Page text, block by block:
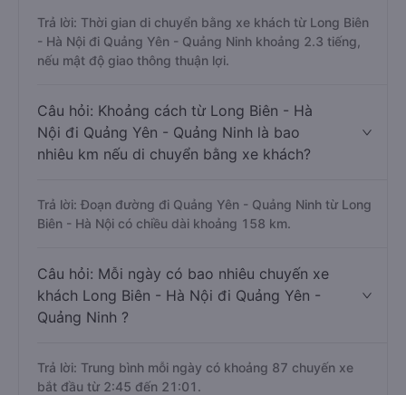
Trả lời: Thời gian di chuyển bằng xe khách từ Long Biên
- Hà Nội đi Quảng Yên - Quảng Ninh khoảng 2.3 tiếng,
nếu mật độ giao thông thuận lợi.
Câu hỏi: Khoảng cách từ Long Biên - Hà
Nội đi Quảng Yên - Quảng Ninh là bao
nhiêu km nếu di chuyển bằng xe khách?
Trả lời: Đoạn đường đi Quảng Yên - Quảng Ninh từ Long
Biên - Hà Nội có chiều dài khoảng 158 km.
Câu hỏi: Mỗi ngày có bao nhiêu chuyến xe
khách Long Biên - Hà Nội đi Quảng Yên -
Quảng Ninh ?
Trả lời: Trung bình mỗi ngày có khoảng 87 chuyến xe
bắt đầu từ 2:45 đến 21:01.